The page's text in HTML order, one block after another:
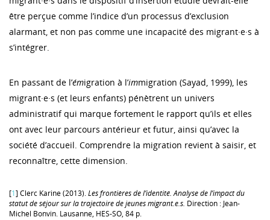
être perçue comme l’indice d’un processus d’exclusion
alarmant, et non pas comme une incapacité des migrant·e·s à
s’intégrer.
En passant de l’émigration à l’immigration (Sayad, 1999), les
migrant·e·s (et leurs enfants) pénètrent un univers
administratif qui marque fortement le rapport qu’ils et elles
ont avec leur parcours antérieur et futur, ainsi qu’avec la
société d’accueil. Comprendre la migration revient à saisir, et
reconnaître, cette dimension.
[1] Clerc Karine (2013).Les frontières de l’identité. Analyse de l’impact du
statut de séjour sur la trajectoire de jeunes migrant.e.s. Direction : Jean-
Michel Bonvin. Lausanne, HES-SO, 84 p.